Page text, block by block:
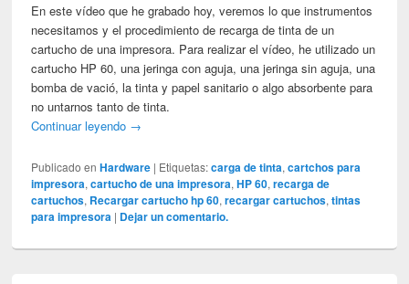
En este vídeo que he grabado hoy, veremos lo que instrumentos
necesitamos y el procedimiento de recarga de tinta de un
cartucho de una impresora. Para realizar el vídeo, he utilizado un
cartucho HP 60, una jeringa con aguja, una jeringa sin aguja, una
bomba de vació, la tinta y papel sanitario o algo absorbente para
no untarnos tanto de tinta.
Continuar leyendo →
Publicado en Hardware | Etiquetas: carga de tinta,cartchos para
impresora,cartucho de una impresora,HP 60,recarga de
cartuchos, Recargar cartucho hp 60,recargar cartuchos,tintas
para impresora | Dejar un comentario.